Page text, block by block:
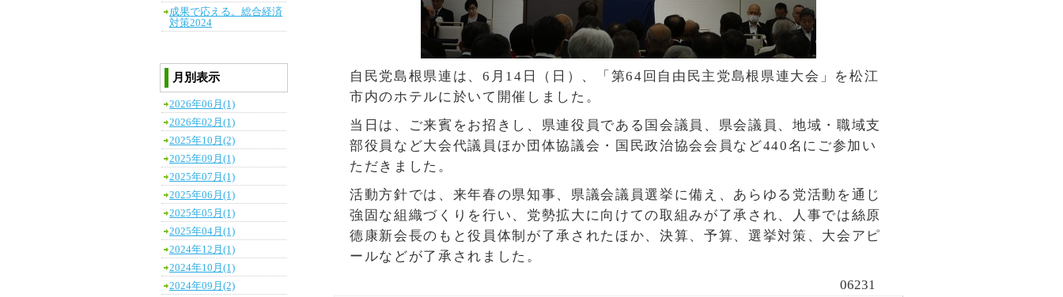
自民党島根県連は、6月14日（日）、「第64回自由民主党島根県連大会」を松江
市内のホテルに於いて開催しました。
当日は、ご来賓をお招きし、県連役員である国会議員、県会議員、地域・職域支
部役員など大会代議員ほか団体協議会・国民政治協会会員など440名にご参加い
ただきました。
活動方針では、来年春の県知事、県議会議員選挙に備え、あらゆる党活動を通じ
強固な組織づくりを行い、党勢拡大に向けての取組みが了承され、人事では絲原
德康新会長のもと役員体制が了承されたほか、決算、予算、選挙対策、大会アピ
ールなどが了承されました。
06231
成果で応える。総合経済
対策2024
月別表示
2026年06月(1)
2026年02月(1)
2025年10月(2)
2025年09月(1)
2025年07月(1)
2025年06月(1)
2025年05月(1)
2025年04月(1)
2024年12月(1)
2024年10月(1)
2024年09月(2)